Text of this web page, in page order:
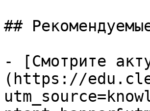
##
- [Смотрите
(https://